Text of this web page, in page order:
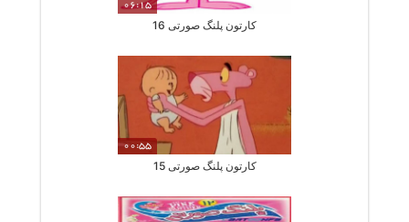
06:15
کارتون پلنگ صورتی 16
00:55
کارتون پلنگ صورتی 15